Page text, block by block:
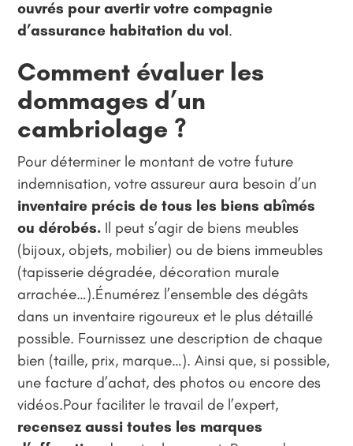
ouvrés pour avertir votre compagnie
d’assurance habitation du vol.
Comment évaluer les
dommages d’un
cambriolage ?
Pour déterminer le montant de votre future
indemnisation, votre assureur aura besoin d’un
inventaire précis de tous les biens abîmés
ou dérobés. Il peut s’agir de biens meubles
(bijoux, objets, mobilier) ou de biens immeubles
(tapisserie dégradée, décoration murale
arrachée…).Énumérez l’ensemble des dégâts
dans un inventaire rigoureux et le plus détaillé
possible. Fournissez une description de chaque
bien (taille, prix, marque…). Ainsi que, si possible,
une facture d’achat, des photos ou encore des
vidéos.Pour faciliter le travail de l’expert,
recensez aussi toutes les marques